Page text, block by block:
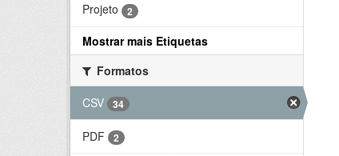
Projeto 2
Mostrar mais Etiquetas
Formatos
CSV
34
PDF 2